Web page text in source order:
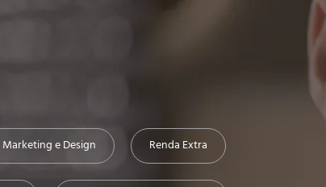
Marketing e Design Renda Extra